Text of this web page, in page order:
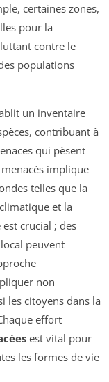
certaines zones,
pour la
contre le
populations
un inventaire
contribuant à
qui pèsent
implique
telles que la
et la
crucial ; des
peuvent
non
les citoyens dans la
effort
est vital pour
les formes de vie